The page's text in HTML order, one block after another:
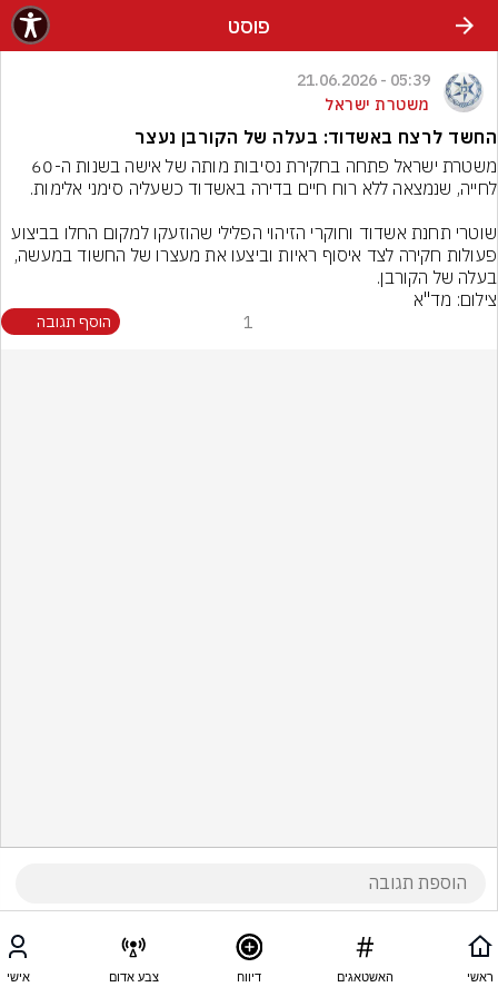
פוסט
05:39 - 21.06.2026
משטרת ישראל
החשד לרצח באשדוד: בעלה של הקורבן נעצר
שוטרי תחנת אשדוד וחוקרי הזיהוי הפלילי שהוזעקו למקום החלו בביצוע
בעלה של הקורבן.
צילום: מד"א
1 הוסף תגובה
ראשי האשטאגים דיווח צבע אדום אישי